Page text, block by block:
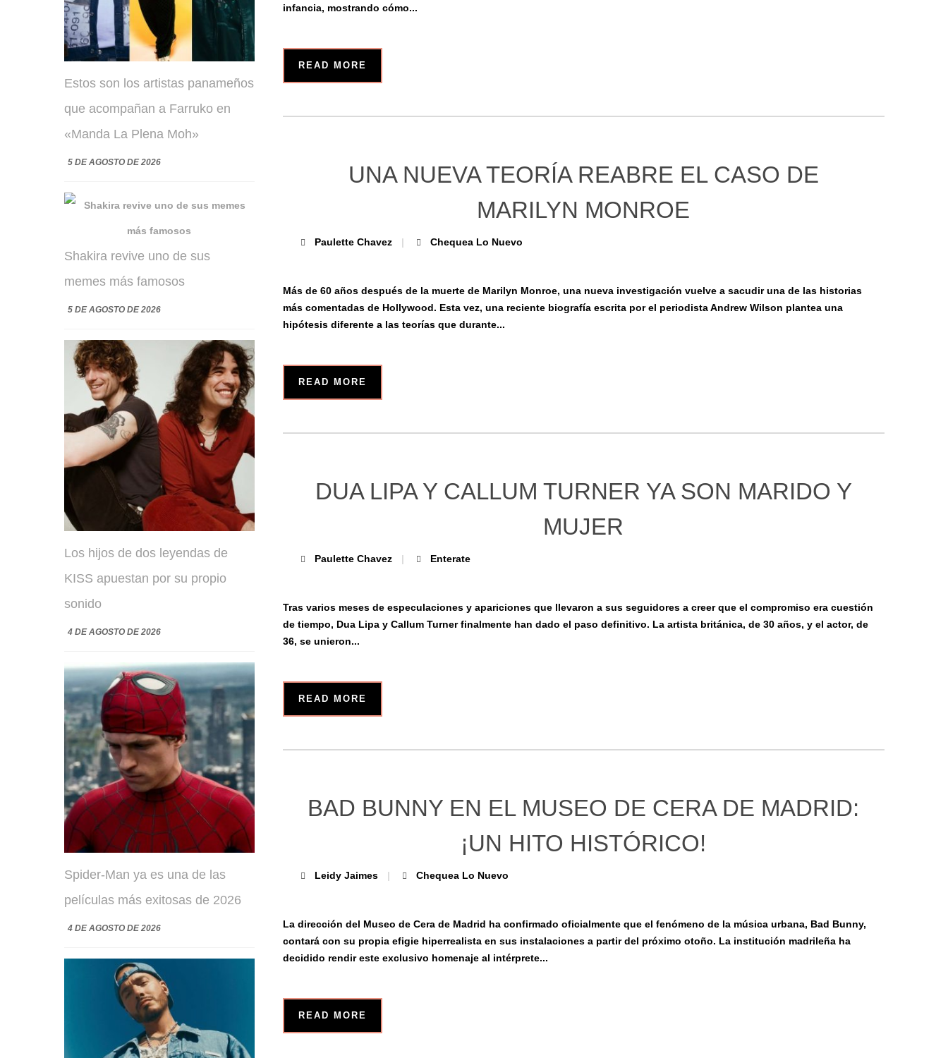
Estos son los artistas panameños
que acompañan a Farruko en
«Manda La Plena Moh»
5 DE AGOSTO DE 2026
Shakira revive uno de sus
memes más famosos
5 DE AGOSTO DE 2026
Los hijos de dos leyendas de
KISS apuestan por su propio
sonido
4 DE AGOSTO DE 2026
Spider-Man ya es una de las
películas más exitosas de 2026
4 DE AGOSTO DE 2026
infancia, mostrando cómo...
READ MORE
UNA NUEVA TEORÍA REABRE EL CASO DE
MARILYN MONROE
Paulette Chavez Chequea Lo Nuevo
Más de 60 años después de la muerte de Marilyn Monroe, una nueva investigación vuelve a sacudir una de las historias
más comentadas de Hollywood. Esta vez, una reciente biografía escrita por el periodista Andrew Wilson plantea una
hipótesis diferente a las teorías que durante...
READ MORE
DUA LIPA Y CALLUM TURNER YA SON MARIDO Y
MUJER
Paulette Chavez Enterate
Tras varios meses de especulaciones y apariciones que llevaron a sus seguidores a creer que el compromiso era cuestión
de tiempo, Dua Lipa y Callum Turner finalmente han dado el paso definitivo. La artista británica, de 30 años, y el actor, de
36, se unieron...
READ MORE
BAD BUNNY EN EL MUSEO DE CERA DE MADRID:
¡UN HITO HISTÓRICO!
Leidy Jaimes Chequea Lo Nuevo
La dirección del Museo de Cera de Madrid ha confirmado oficialmente que el fenómeno de la música urbana, Bad Bunny,
contará con su propia efigie hiperrealista en sus instalaciones a partir del próximo otoño. La institución madrileña ha
decidido rendir este exclusivo homenaje al intérprete...
READ MORE